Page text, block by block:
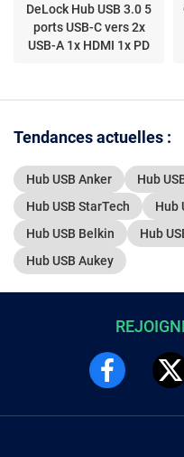
DeLock Hub USB 3.0 5
ports USB-C vers 2x
USB-A 1x HDMI 1x PD
Tendances actuelles :
Hub USB Anker Hub
Hub USB StarTech
Hub
Hub USB Belkin
Hub
Hub USB Aukey